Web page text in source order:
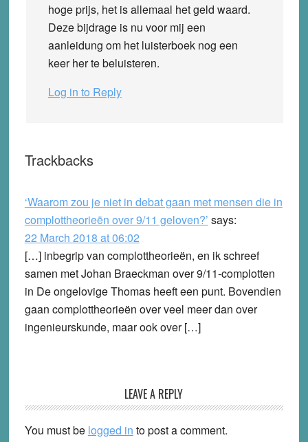
hoge prijs, het is allemaal het geld waard.
Deze bijdrage is nu voor mij een
aanleidung om het luisterboek nog een
keer her te beluisteren.
Log in to Reply
Trackbacks
‘Waarom zou je niet in debat gaan met mensen die in
complottheorieën over 9/11 geloven?’ says:
22 March 2018 at 06:02
[…] inbegrip van complottheorieën, en ik schreef
samen met Johan Braeckman over 9/11-complotten
in De ongelovige Thomas heeft een punt. Bovendien
gaan complottheorieën over veel meer dan over
ingenieurskunde, maar ook over […]
LEAVE A REPLY
You must be logged in to post a comment.